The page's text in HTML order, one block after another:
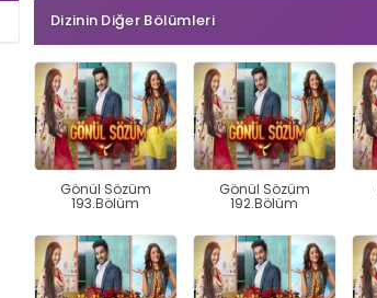
Dizinin Diğer Bölümleri
Gönül Sözüm
193.Bölüm
Gönül Sözüm
192.Bölüm